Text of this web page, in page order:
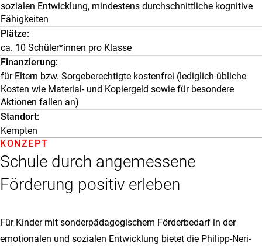
sozialen Entwicklung, mindestens durchschnittliche kognitive
Fähigkeiten
Plätze
ca. 10 Schüler*innen pro Klasse
Finanzierung
für Eltern bzw. Sorgeberechtigte kostenfrei (lediglich übliche
Kosten wie Material- und Kopiergeld sowie für besondere
Aktionen fallen an)
Standort
Kempten
Schule durch angemessene
Förderung positiv erleben
KONZEPT
Für Kinder mit sonderpädagogischem Förderbedarf in der
emotionalen und sozialen Entwicklung bietet die Philipp-Neri-